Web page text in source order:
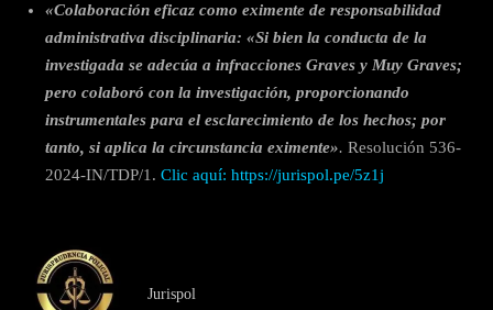
«Colaboración eficaz como eximente de responsabilidad
administrativa disciplinaria: «Si bien la conducta de la
investigada se adecúa a infracciones Graves y Muy Graves;
pero colaboró con la investigación, proporcionando
instrumentales para el esclarecimiento de los hechos; por
tanto, si aplica la circunstancia eximente». Resolución 536-
2024-IN/TDP/1. Clic aquí: https://jurispol.pe/5z1j
Jurispol